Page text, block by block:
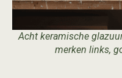
Acht keramische
merken links,